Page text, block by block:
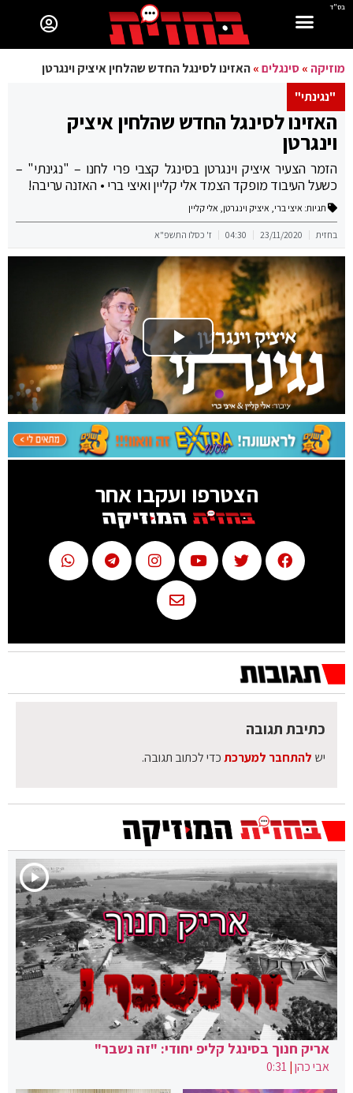
בס"ד
מוזיקה »סינגלים»האזינו לסינגל החדש שהלחין איציק וינגרטן
"נגינתי"
האזינו לסינגל החדש שהלחין איציק
וינגרטן
הזמר הצעיר איציק וינגרטן בסינגל קצבי פרי לחנו – "נגינתי" –
כשעל העיבוד מופקד הצמד אלי קליין ואיצי ברי • האזנה עריבה!
תגיות: איצי ברי, איציק וינגרטן, אלי קליין
בחזית 23/11/2020
04:30 ז' כסלו התשפ"א
Play Video
הצטרפו ועקבו אחר
כתיבת תגובה
יש להתחבר למערכתכדי לכתוב תגובה.
אריק חנוך בסינגל קליפ יחודי: "זה נשבר"
אבי כהן|
0:31